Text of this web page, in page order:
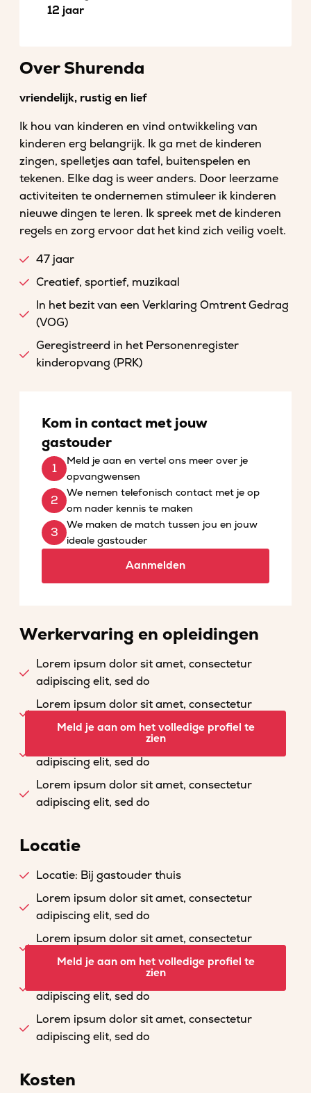
12 jaar
Over Shurenda
vriendelijk, rustig en lief
Ik hou van kinderen en vind ontwikkeling van
kinderen erg belangrijk. Ik ga met de kinderen
zingen, spelletjes aan tafel, buitenspelen en
tekenen. Elke dag is weer anders. Door leerzame
activiteiten te ondernemen stimuleer ik kinderen
nieuwe dingen te leren. Ik spreek met de kinderen
regels en zorg ervoor dat het kind zich veilig voelt.
47 jaar
Creatief, sportief, muzikaal
In het bezit van een Verklaring Omtrent Gedrag
(VOG)
Geregistreerd in het Personenregister
kinderopvang (PRK)
Kom in contact met jouw
gastouder
Meld je aan en vertel ons meer over je
opvangwensen
We nemen telefonisch contact met je op
om nader kennis te maken
We maken de match tussen jou en jouw
ideale gastouder
Aanmelden
Werkervaring en opleidingen
Lorem ipsum dolor sit amet, consectetur
adipiscing elit, sed do
Lorem ipsum dolor sit amet, consectetur
adipiscing elit, sed do
Lorem ipsum dolor sit amet, consectetur
adipiscing elit, sed do
Lorem ipsum dolor sit amet, consectetur
adipiscing elit, sed do
Meld je aan om het volledige profiel te
zien
Locatie
Locatie: Bij gastouder thuis
Lorem ipsum dolor sit amet, consectetur
adipiscing elit, sed do
Lorem ipsum dolor sit amet, consectetur
adipiscing elit, sed do
Lorem ipsum dolor sit amet, consectetur
adipiscing elit, sed do
Lorem ipsum dolor sit amet, consectetur
adipiscing elit, sed do
Meld je aan om het volledige profiel te
zien
Kosten